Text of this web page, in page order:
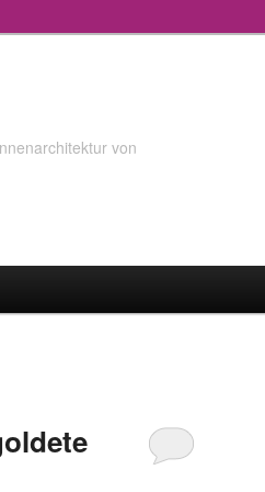
von